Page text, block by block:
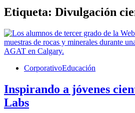
Etiqueta: Divulgación
CorporativoEducación
Inspirando a jóvenes
Labs